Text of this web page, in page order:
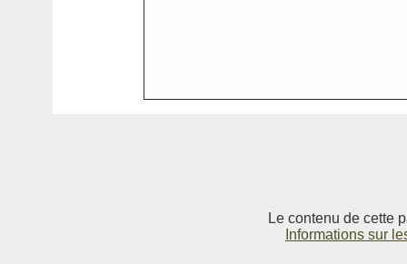
Le contenu de cette
Informations sur